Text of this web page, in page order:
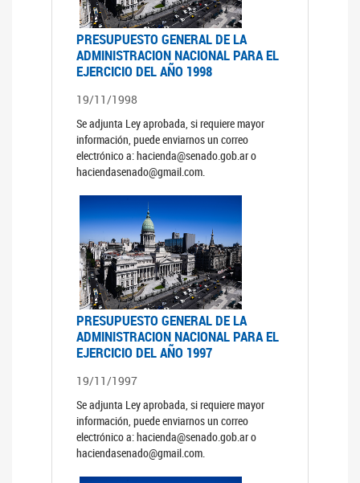
PRESUPUESTO GENERAL DE LA
ADMINISTRACION NACIONAL PARA EL
EJERCICIO DEL AÑO 1998
19/11/1998
Se adjunta Ley aprobada, si requiere mayor
información, puede enviarnos un correo
electrónico a: hacienda@senado.gob.ar o
haciendasenado@gmail.com.
PRESUPUESTO GENERAL DE LA
ADMINISTRACION NACIONAL PARA EL
EJERCICIO DEL AÑO 1997
19/11/1997
Se adjunta Ley aprobada, si requiere mayor
información, puede enviarnos un correo
electrónico a: hacienda@senado.gob.ar o
haciendasenado@gmail.com.